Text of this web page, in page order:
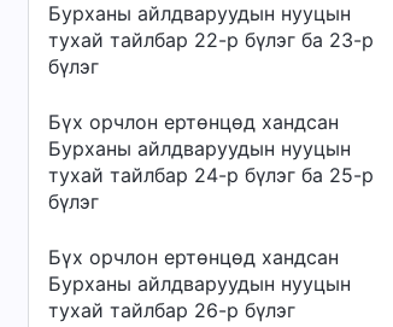
Бурханы айлдваруудын нууцын
тухай тайлбар 22-р бүлэг ба 23-р
бүлэг
Бүх орчлон ертөнцөд хандсан
Бурханы айлдваруудын нууцын
тухай тайлбар 24-р бүлэг ба 25-р
бүлэг
Бүх орчлон ертөнцөд хандсан
Бурханы айлдваруудын нууцын
тухай тайлбар 26-р бүлэг